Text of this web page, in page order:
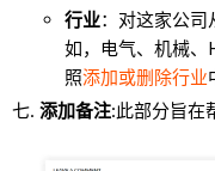
行业：对这家公司
如，电气、机械、
照添加或删除行业
添加备注:此部分旨在